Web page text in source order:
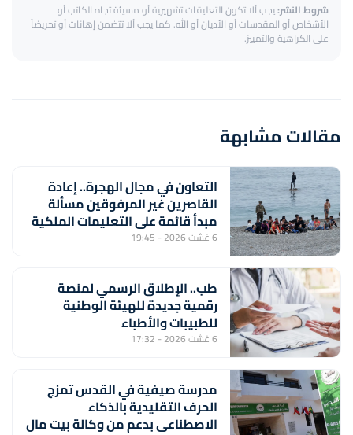
شروط النشر:يجب ألا تكون التعليقات تشهيرية أو مسيئة تجاه الكاتب أو
الأشخاص أو المقدسات أو الأديان أو الله. كما يجب ألا تتضمن إهانات أو تحريضاً
على الكراهية والتمييز.
مقالات مشابهة
التعاون في مجال الهجرة.. إعادة
القاصرين غير المرفوقين مسألة
مبدأ قائمة على التعليمات الملكية
السامية (مصدر دبلوماسي)
6 غشت 2026 - 19:45
طب.. الإطلاق الرسمي لمنصة
رقمية جديدة للهيئة الوطنية
للطبيبات والأطباء
6 غشت 2026 - 17:32
مدرسة صيفية في القدس تمزج
الحرف التقليدية بالذكاء
الاصطناعي بدعم من وكالة بيت مال